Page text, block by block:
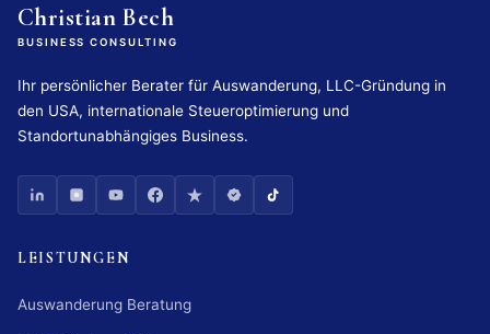
Christian Bech
BUSINESS CONSULTING
Ihr persönlicher Berater für Auswanderung, LLC-Gründung in
den USA, internationale Steueroptimierung und
Standortunabhängiges Business.
LEISTUNGEN
Auswanderung Beratung